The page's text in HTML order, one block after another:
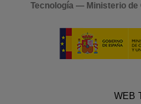
Tecnología — Ministerio de
WEB